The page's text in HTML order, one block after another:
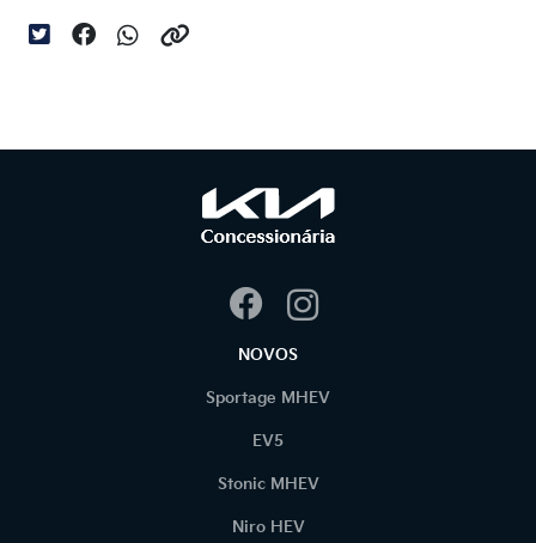
NOVOS
Sportage MHEV
EV5
Stonic MHEV
Niro HEV